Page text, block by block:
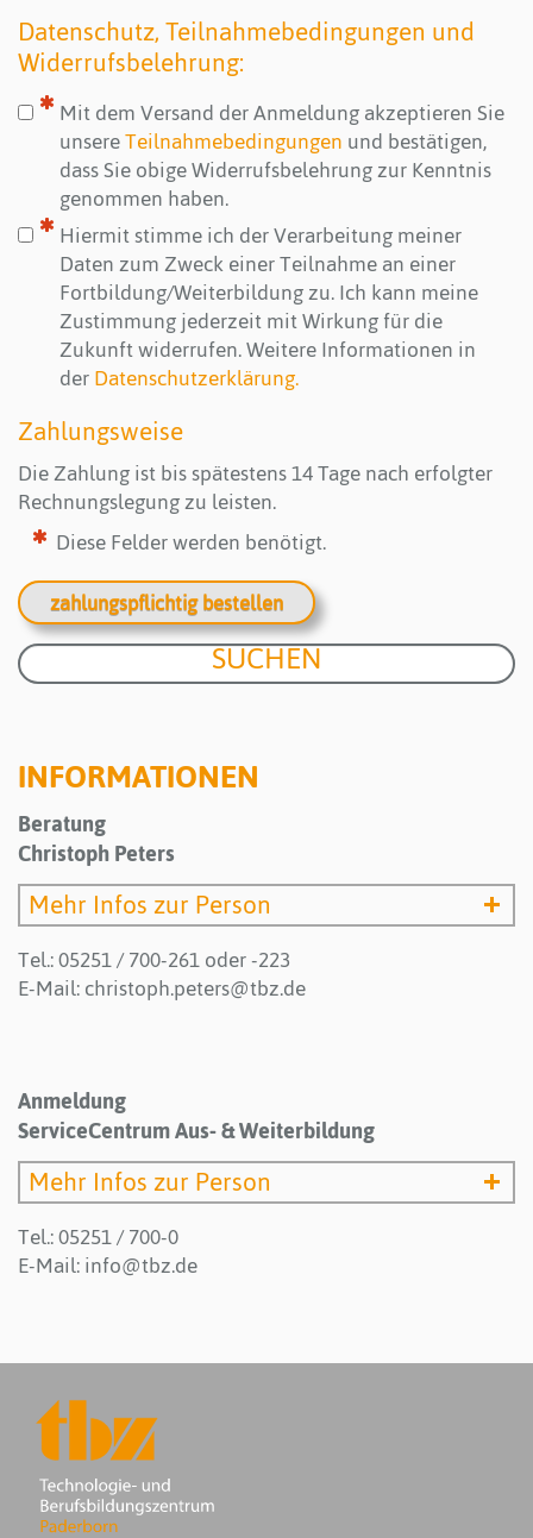
Datenschutz, Teilnahmebedingungen und
Widerrufsbelehrung:
Mit dem Versand der Anmeldung akzeptieren Sie
unsereTeilnahmebedingungenund bestätigen,
dass Sie obige Widerrufsbelehrung zur Kenntnis
genommen haben.
Hiermit stimme ich der Verarbeitung meiner
Daten zum Zweck einer Teilnahme an einer
Fortbildung/Weiterbildung zu. Ich kann meine
Zustimmung jederzeit mit Wirkung für die
Zukunft widerrufen. Weitere Informationen in
derDatenschutzerklärung.
Zahlungsweise
Die Zahlung ist bis spätestens 14 Tage nach erfolgter
Rechnungslegung zu leisten.
Diese Felder werden benötigt.
zahlungspflichtig bestellen
INFORMATIONEN
Beratung
Christoph Peters
Mehr Infos zur Person
Tel.: 05251 / 700-261 oder -223
E-Mail:christoph.peters@tbz.de
Anmeldung
ServiceCentrum Aus- & Weiterbildung
Mehr Infos zur Person
Tel.: 05251 / 700-0
E-Mail:info@tbz.de